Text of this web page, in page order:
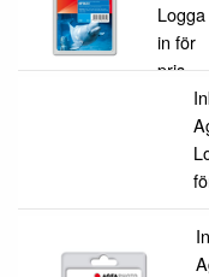
Logga
in för
pris